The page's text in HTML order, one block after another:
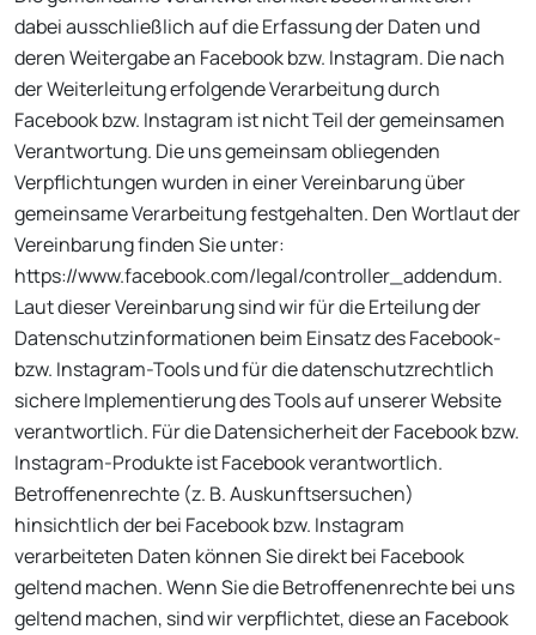
dabei ausschließlich auf die Erfassung der Daten und
deren Weitergabe an Facebook bzw. Instagram. Die nach
der Weiterleitung erfolgende Verarbeitung durch
Facebook bzw. Instagram ist nicht Teil der gemeinsamen
Verantwortung. Die uns gemeinsam obliegenden
Verpflichtungen wurden in einer Vereinbarung über
gemeinsame Verarbeitung festgehalten. Den Wortlaut der
Vereinbarung finden Sie unter:
https://www.facebook.com/legal/controller_addendum.
Laut dieser Vereinbarung sind wir für die Erteilung der
Datenschutzinformationen beim Einsatz des Facebook-
bzw. Instagram-Tools und für die datenschutzrechtlich
sichere Implementierung des Tools auf unserer Website
verantwortlich. Für die Datensicherheit der Facebook bzw.
Instagram-Produkte ist Facebook verantwortlich.
Betroffenenrechte (z. B. Auskunftsersuchen)
hinsichtlich der bei Facebook bzw. Instagram
verarbeiteten Daten können Sie direkt bei Facebook
geltend machen. Wenn Sie die Betroffenenrechte bei uns
geltend machen, sind wir verpflichtet, diese an Facebook